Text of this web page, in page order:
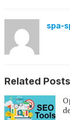
spa-
Related Posts